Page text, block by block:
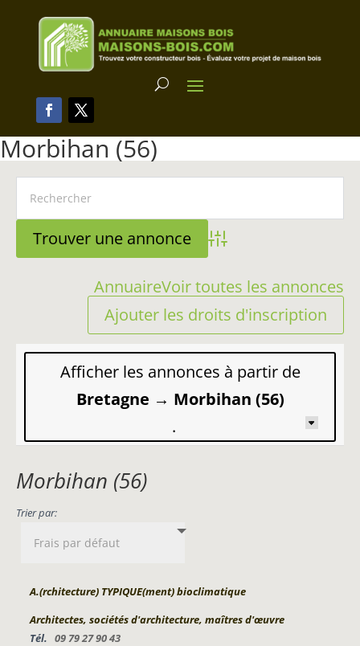
Morbihan (56)
Advanced Search
AnnuaireVoir toutes les annonces
Ajouter les droits d'inscription
Afficher les annonces à partir de
Bretagne → Morbihan (56)
.
Morbihan (56)
Trier par:
A.(rchitecture) TYPIQUE(ment) bioclimatique
Architectes, sociétés d'architecture, maîtres d'œuvre
Tél. 09 79 27 90 43